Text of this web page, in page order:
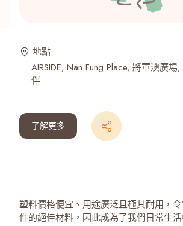
地點
AIRSIDE Nan Fung Place 將軍澳廣場
伴
了解更多
塑料價格便宜、用途廣泛且極其耐用，
件的絕佳材料，因此成為了我們日常生